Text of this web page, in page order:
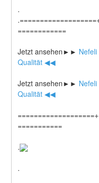
.
============
Jetzt ansehen►►
Qualität ◀◀
Jetzt ansehen►►
Qualität ◀◀
===========
.
.